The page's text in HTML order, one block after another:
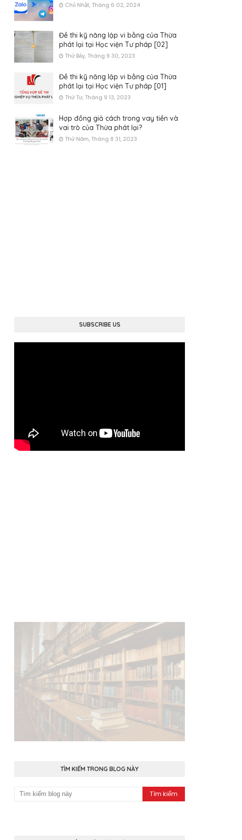
Chủ Nhật, Tháng 6 02, 2024
Đề thi kỹ năng lập vi bằng của Thừa
phát lại tại Học viện Tư pháp [02]
Thứ Bảy, Tháng 9 30, 2023
Đề thi kỹ năng lập vi bằng của Thừa
phát lại tại Học viện Tư pháp [01]
Thứ Tư, Tháng 9 13, 2023
Hợp đồng giả cách trong vay tiền và
vai trò của Thừa phát lại?
Thứ Năm, Tháng 8 31, 2023
SUBSCRIBE US
TÌM KIẾM TRONG BLOG NÀY